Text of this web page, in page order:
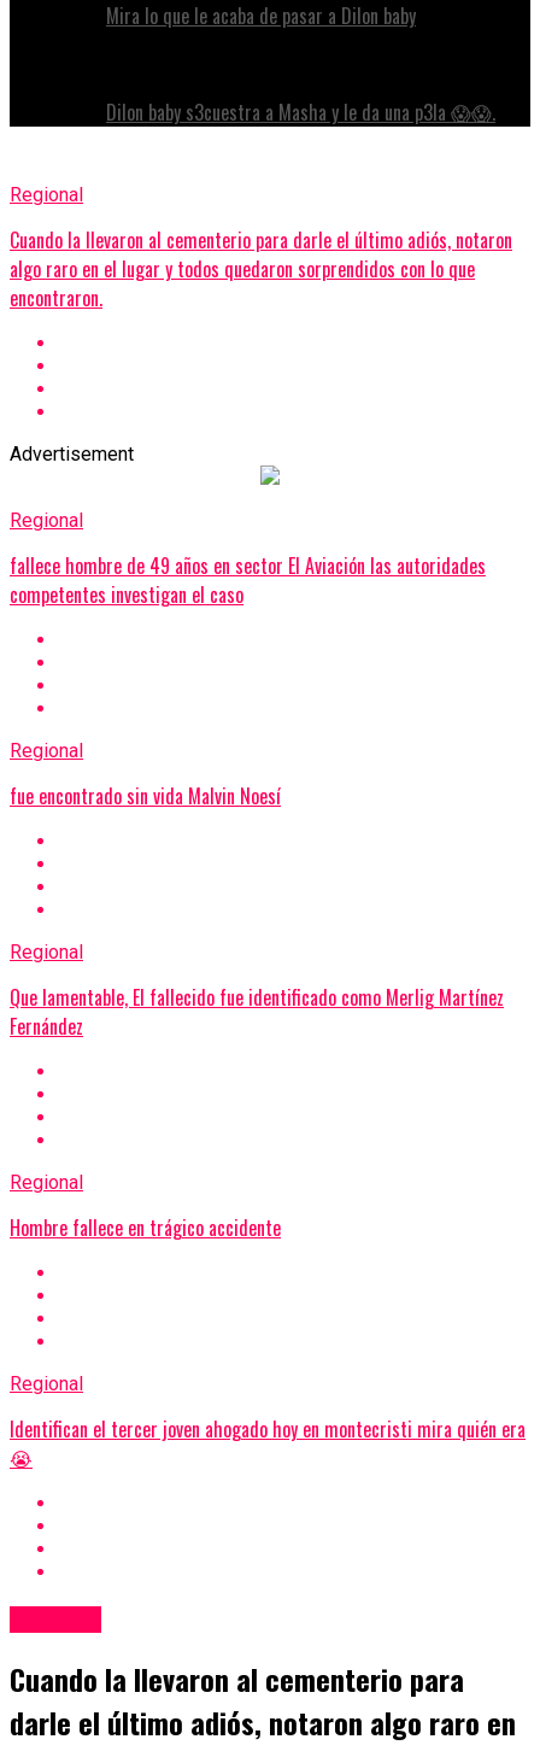
Mira lo que le acaba de pasar a Dilon baby
Dilon baby s3cuestra a Masha y le da una p3la 😱😱.
Regional
Cuando la llevaron al cementerio para darle el último adiós, notaron
algo raro en el lugar y todos quedaron sorprendidos con lo que
encontraron.
Advertisement
Regional
fallece hombre de 49 años en sector El Aviación las autoridades
competentes investigan el caso
Regional
fue encontrado sin vida Malvin Noesí
Regional
Que lamentable, El fallecido fue identificado como Merlig Martínez
Fernández
Regional
Hombre fallece en trágico accidente
Regional
Identifican el tercer joven ahogado hoy en montecristi mira quién era
😭
Cuando la llevaron al cementerio para
darle el último adiós, notaron algo raro en